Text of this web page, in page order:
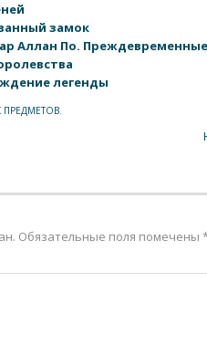
замок
Аллан По.
легенды
ПРЕДМЕТОВ.
Обязательные поля помечены